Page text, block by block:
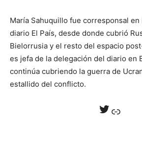
María Sahuquillo fue corresponsal en
diario El País, desde donde cubrió
Bielorrusia y el resto del espacio
es jefa de la delegación del diario en
continúa cubriendo la guerra de
estallido del conflicto.
Twitter
Enlace